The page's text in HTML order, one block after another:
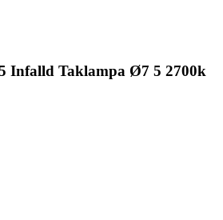
Infalld Taklampa Ø7 5 2700k